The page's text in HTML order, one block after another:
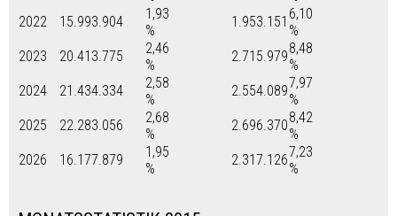
2022
15.993.904
1,93
%
1.953.151 6,10
%
2023
20.413.775
2,46
%
2.715.9798,48
%
2024
21.434.334
2,58
%
2.554.0897,97
%
2025
22.283.056
2,68
%
2.696.3708,42
%
2026
16.177.879
1,95
%
2.317.1267,23
%